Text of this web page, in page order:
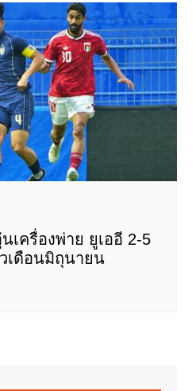
เครื่องพ่าย ยูเออี 2-5
เดือนมิถุนายน